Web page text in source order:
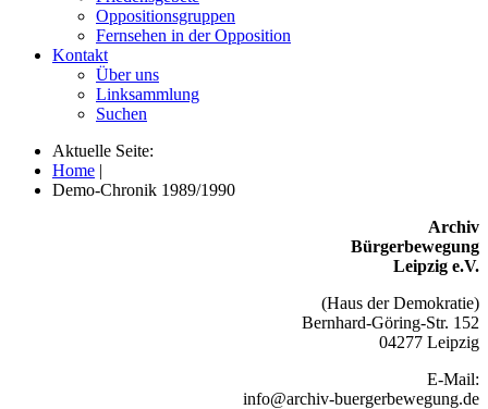
Oppositionsgruppen
Fernsehen in der Opposition
Kontakt
Über uns
Linksammlung
Suchen
Aktuelle Seite:
Home |
Demo-Chronik 1989/1990
Archiv
Bürgerbewegung
Leipzig e.V.
(Haus der Demokratie)
Bernhard-Göring-Str. 152
04277 Leipzig
E-Mail:
info@archiv-buergerbewegung.de